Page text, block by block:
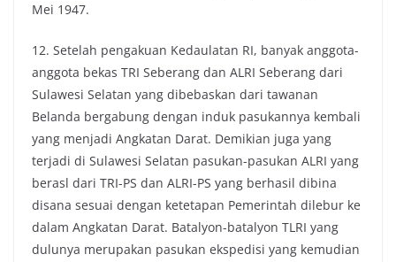
Mei 1947.
12. Setelah pengakuan Kedaulatan RI, banyak anggota-
anggota bekas TRI Seberang dan ALRI Seberang dari
Sulawesi Selatan yang dibebaskan dari tawanan
Belanda bergabung dengan induk pasukannya kembali
yang menjadi Angkatan Darat. Demikian juga yang
terjadi di Sulawesi Selatan pasukan-pasukan ALRI yang
berasl dari TRI-PS dan ALRI-PS yang berhasil dibina
disana sesuai dengan ketetapan Pemerintah dilebur ke
dalam Angkatan Darat. Batalyon-batalyon TLRI yang
dulunya merupakan pasukan ekspedisi yang kemudian